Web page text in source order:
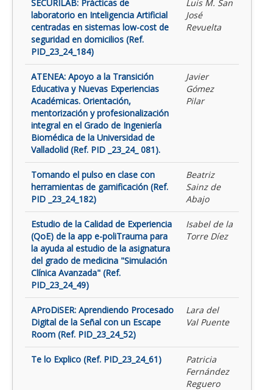
SECURILAB: Prácticas de
laboratorio en Inteligencia Artificial
centradas en sistemas low-cost de
seguridad en domicilios (Ref.
PID_23_24_184)
Luis M. San
José
Revuelta
ATENEA: Apoyo a la Transición
Educativa y Nuevas Experiencias
Académicas. Orientación,
mentorización y profesionalización
integral en el Grado de Ingeniería
Biomédica de la Universidad de
Valladolid (Ref. PID _23_24_ 081).
Javier
Gómez
Pilar
Tomando el pulso en clase con
herramientas de gamificación (Ref.
PID _23_24_182)
Beatriz
Sainz de
Abajo
Estudio de la Calidad de Experiencia
(QoE) de la app e-poliTrauma para
la ayuda al estudio de la asignatura
del grado de medicina "Simulación
Clínica Avanzada" (Ref.
PID_23_24_49)
Isabel de la
Torre Díez
AProDiSER: Aprendiendo Procesado
Digital de la Señal con un Escape
Room (Ref. PID_23_24_52)
Lara del
Val Puente
Te lo Explico (Ref. PID_23_24_61)
Patricia
Fernández
Reguero